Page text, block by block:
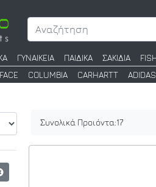
ΓΥΝΑΙΚΕΙΑ ΠΑΙΔΙΚΑ ΣΑΚΙΔΙΑ
COLUMBIA CARHARTT ADIDAS
Συνολικά Προιόντα:17